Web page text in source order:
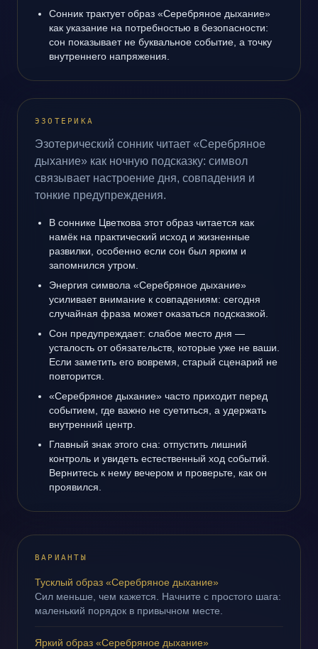
Сонник трактует образ «Серебряное дыхание»
как указание на потребностью в безопасности:
сон показывает не буквальное событие, а точку
внутреннего напряжения.
ЭЗОТЕРИКА
Эзотерический сонник читает «Серебряное
дыхание» как ночную подсказку: символ
связывает настроение дня, совпадения и
тонкие предупреждения.
В соннике Цветкова этот образ читается как
намёк на практический исход и жизненные
развилки, особенно если сон был ярким и
запомнился утром.
Энергия символа «Серебряное дыхание»
усиливает внимание к совпадениям: сегодня
случайная фраза может оказаться подсказкой.
Сон предупреждает: слабое место дня —
усталость от обязательств, которые уже не ваши.
Если заметить его вовремя, старый сценарий не
повторится.
«Серебряное дыхание» часто приходит перед
событием, где важно не суетиться, а удержать
внутренний центр.
Главный знак этого сна: отпустить лишний
контроль и увидеть естественный ход событий.
Вернитесь к нему вечером и проверьте, как он
проявился.
ВАРИАНТЫ
Тусклый образ «Серебряное дыхание»
Сил меньше, чем кажется. Начните с простого шага:
маленький порядок в привычном месте.
Яркий образ «Серебряное дыхание»